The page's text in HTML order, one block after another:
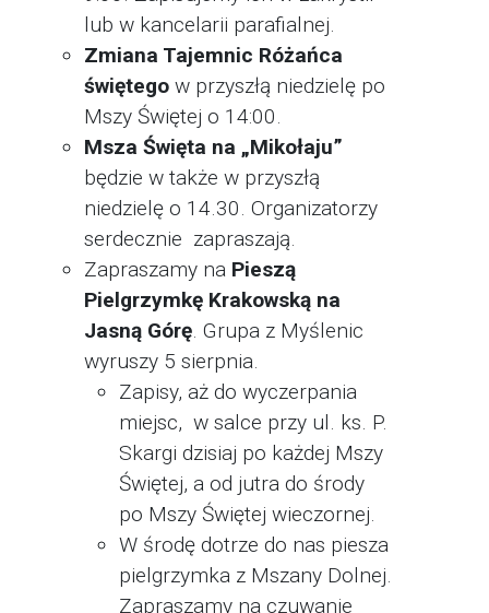
lub w kancelarii parafialnej.
Zmiana Tajemnic Różańca
świętego w przyszłą niedzielę po
Mszy Świętej o 14:00.
Msza Święta na „Mikołaju”
będzie w także w przyszłą
niedzielę o 14.30. Organizatorzy
serdecznie zapraszają.
Zapraszamy na Pieszą
Pielgrzymkę Krakowską na
Jasną Górę. Grupa z Myślenic
wyruszy 5 sierpnia.
Zapisy, aż do wyczerpania
miejsc, w salce przy ul. ks. P.
Skargi dzisiaj po każdej Mszy
Świętej, a od jutra do środy
po Mszy Świętej wieczornej.
W środę dotrze do nas piesza
pielgrzymka z Mszany Dolnej.
Zapraszamy na czuwanie